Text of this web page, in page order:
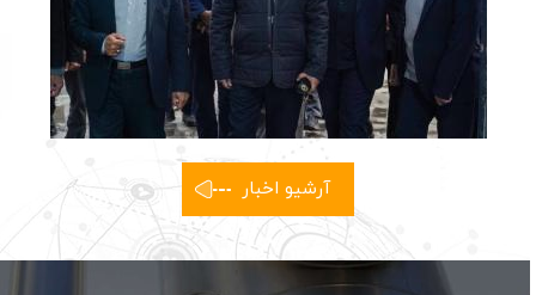
آرشیو اخبار